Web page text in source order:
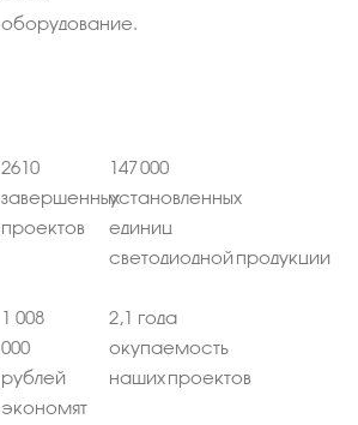
оборудование.
2610
завершенных
проектов
147 000
установленных
единиц
светодиодной продукции
1 008
000
рублей
экономят
2,1 года
окупаемость
наших проектов